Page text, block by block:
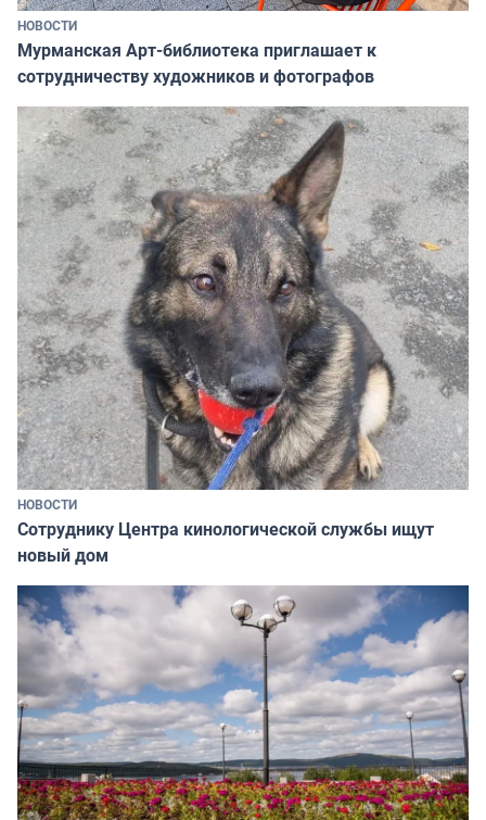
НОВОСТИ
Мурманская Арт-библиотека приглашает к
сотрудничеству художников и фотографов
НОВОСТИ
Сотруднику Центра кинологической службы ищут
новый дом